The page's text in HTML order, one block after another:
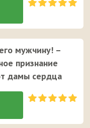
мужчину! –
признание
дамы сердца